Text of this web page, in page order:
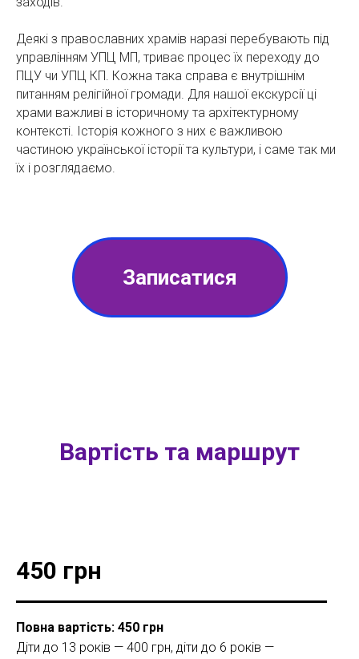
Деякі з православних храмів наразі перебувають під
управлінням УПЦ МП, триває процес їх переходу до
ПЦУ чи УПЦ КП. Кожна така справа є внутрішнім
питанням релігійної громади. Для нашої екскурсії ці
храми важливі в історичному та архітектурному
контексті. Історія кожного з них є важливою
частиною української історії та культури, і саме так ми
їх і розглядаємо.
Записатися
Вартість та маршрут
450 грн
Повна вартість: 450 грн
Діти до 13 років — 400 грн, діти до 6 років —